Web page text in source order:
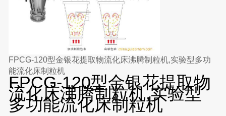
FPCG-120型金银花提取物流化床沸腾制粒机,实验型多功
能流化床制粒机
FPCG-120型金银花提取物
流化床沸腾制粒机,实验型
多功能流化床制粒机